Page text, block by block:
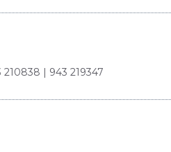
| 943 219347